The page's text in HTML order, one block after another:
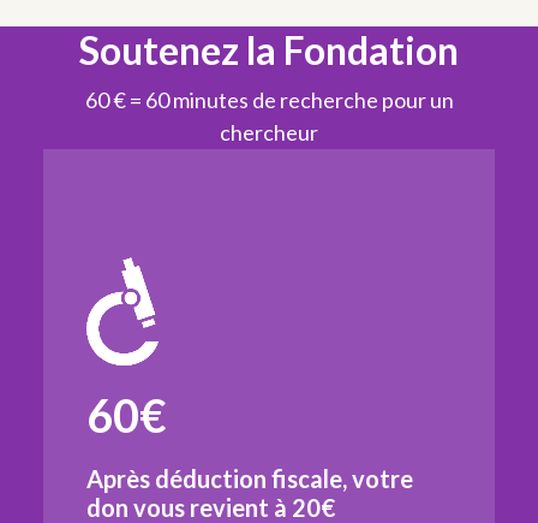
Soutenez la Fondation
60 € = 60 minutes de recherche pour un
chercheur
60€
Après déduction fiscale, votre
don vous revient à 20€